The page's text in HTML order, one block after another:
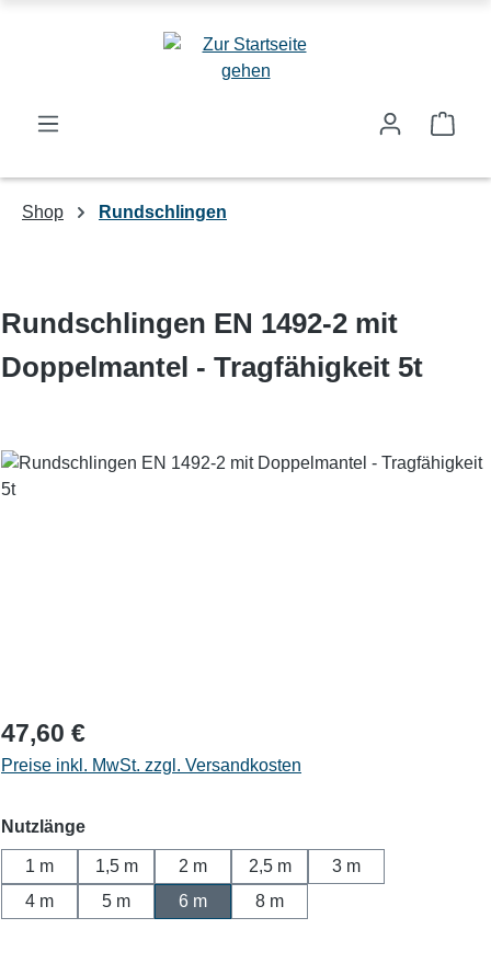
Shop Rundschlingen
Rundschlingen EN 1492-2 mit
Doppelmantel - Tragfähigkeit 5t
Bildergalerie überspringen
47,60 €
Preise inkl. MwSt. zzgl. Versandkosten
Nutzlängeauswählen
1 m 1,5 m 2 m 2,5 m
3 m
4 m
5 m 6 m 8 m